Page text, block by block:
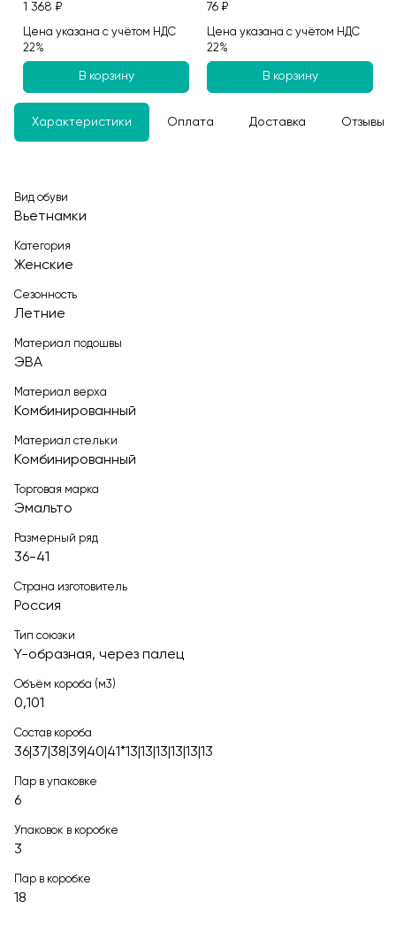
1 368 ₽
Цена указана с учётом НДС
22%
В корзину
76 ₽
Цена указана с учётом НДС
22%
В корзину
Характеристики Оплата Доставка Отзывы
Вид обуви
Вьетнамки
Категория
Женские
Сезонность
Летние
Материал подошвы
ЭВА
Материал верха
Комбинированный
Материал стельки
Комбинированный
Торговая марка
Эмальто
Размерный ряд
36-41
Страна изготовитель
Россия
Тип союзки
Y-образная, через палец
Объём короба (м3)
0,101
Состав короба
36|37|38|39|40|41*13|13|13|13|13|13
Пар в упаковке
6
Упаковок в коробке
3
Пар в коробке
18